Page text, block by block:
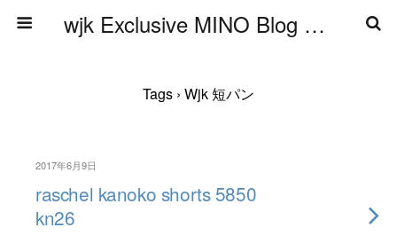
wjk Exclusive MINO Blog ブログ
Tags › Wjk 短パン
2017年6月9日
raschel kanoko shorts 5850
kn26